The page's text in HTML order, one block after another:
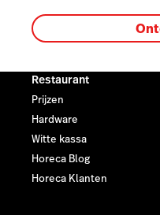
Restaurant
Prijzen
Hardware
Witte kassa
Horeca Blog
Horeca Klanten